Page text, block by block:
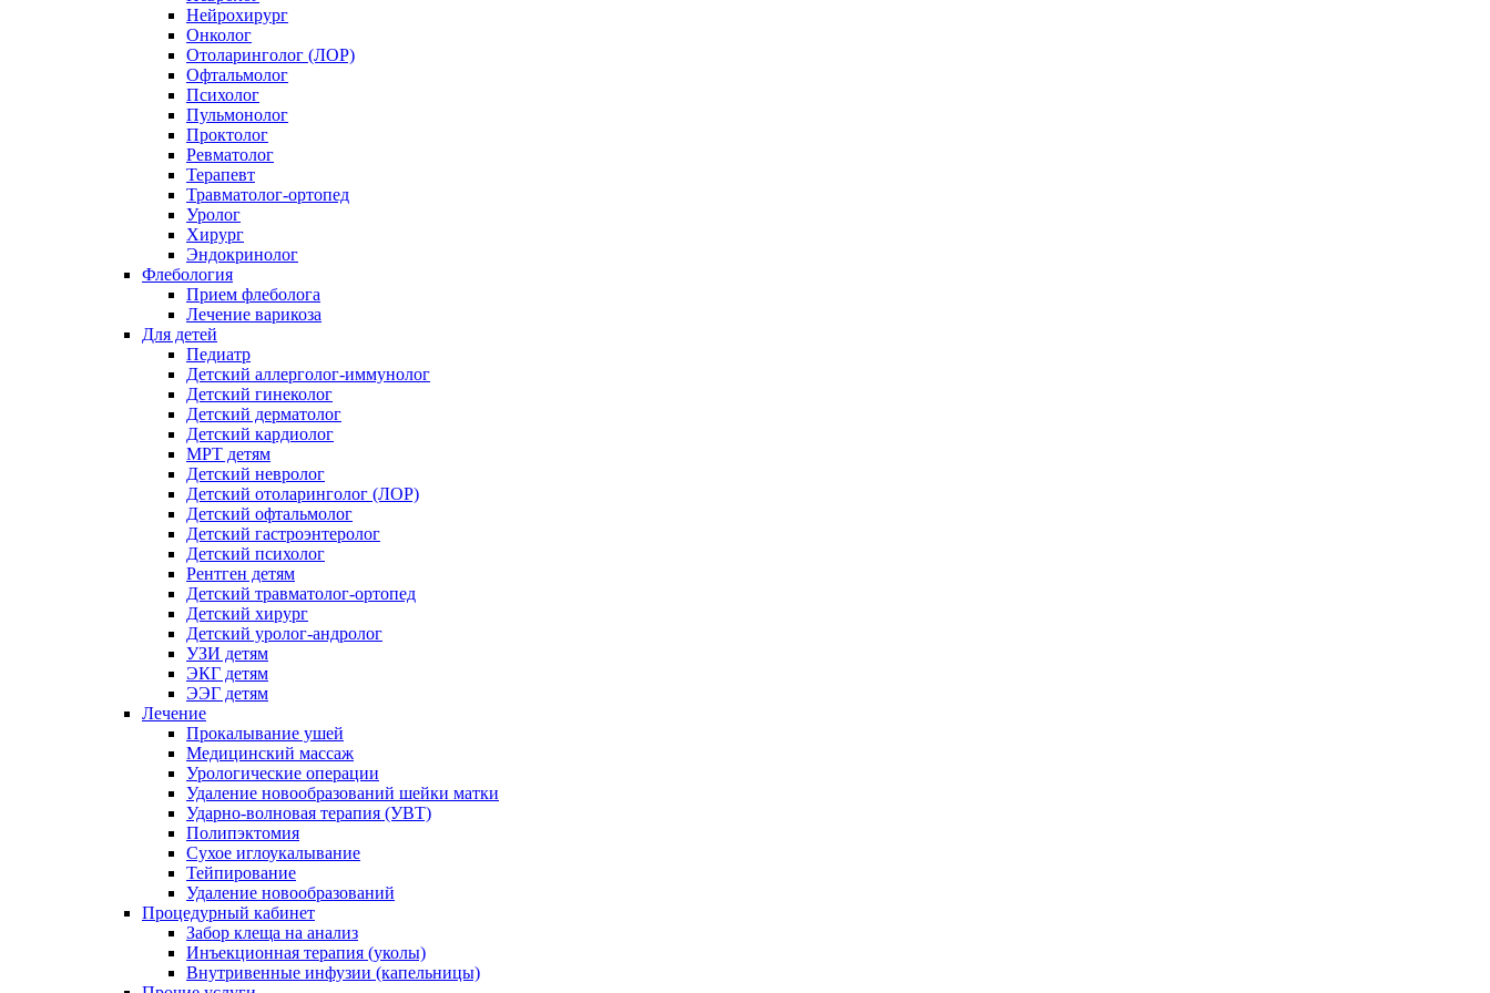
Нейрохирург
Онколог
Отоларинголог (ЛОР)
Офтальмолог
Психолог
Пульмонолог
Проктолог
Ревматолог
Терапевт
Травматолог-ортопед
Уролог
Хирург
Эндокринолог
Флебология
Прием флеболога
Лечение варикоза
Для детей
Педиатр
Детский аллерголог-иммунолог
Детский гинеколог
Детский дерматолог
Детский кардиолог
МРТ детям
Детский невролог
Детский отоларинголог (ЛОР)
Детский офтальмолог
Детский гастроэнтеролог
Детский психолог
Рентген детям
Детский травматолог-ортопед
Детский хирург
Детский уролог-андролог
УЗИ детям
ЭКГ детям
ЭЭГ детям
Лечение
Прокалывание ушей
Медицинский массаж
Урологические операции
Удаление новообразований шейки матки
Ударно-волновая терапия (УВТ)
Полипэктомия
Сухое иглоукалывание
Тейпирование
Удаление новообразований
Процедурный кабинет
Забор клеща на анализ
Инъекционная терапия (уколы)
Внутривенные инфузии (капельницы)